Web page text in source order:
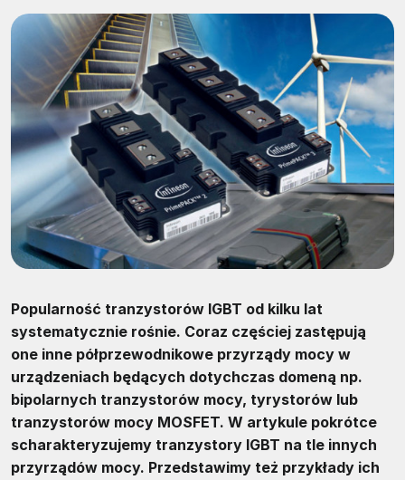
Popularność tranzystorów IGBT od kilku lat
systematycznie rośnie. Coraz częściej zastępują
one inne półprzewodnikowe przyrządy mocy w
urządzeniach będących dotychczas domeną np.
bipolarnych tranzystorów mocy, tyrystorów lub
tranzystorów mocy MOSFET. W artykule pokrótce
scharakteryzujemy tranzystory IGBT na tle innych
przyrządów mocy. Przedstawimy też przykłady ich